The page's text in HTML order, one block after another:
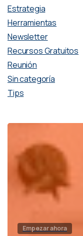
Estrategia
Herramientas
Newsletter
Recursos Gratuitos
Reunión
Sin categoría
Tips
Empezar ahora